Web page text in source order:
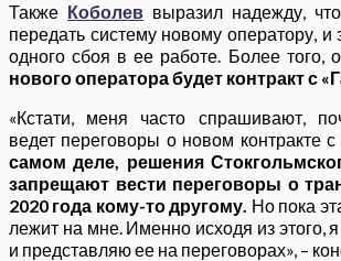
Также Коболев выразил надежду,
передать систему новому оператору, и
одного сбоя в ее работе. Более того,
нового оператора будет контракт с
«Кстати, меня часто спрашивают,
ведет переговоры о новом контракте с
самом деле, решения
запрещают вести переговоры о
2020 года кому-то другому. Но пока
лежит на мне. Именно исходя из этого,
и представляю ее на переговорах», –